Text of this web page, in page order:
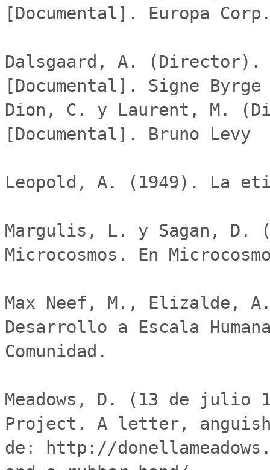
[Documental]. Europa
Dalsgaard, A. (Director).
[Documental]. Signe
Dion, C. y Laurent, M.
[Documental]. Bruno Levy
Leopold, A. (1949). La
Margulis, L. y Sagan, D.
Microcosmos. En
Max Neef, M., Elizalde,
Desarrollo a Escala
Comunidad.
Meadows, D. (13 de julio
Project. A letter, anguish
de: http://